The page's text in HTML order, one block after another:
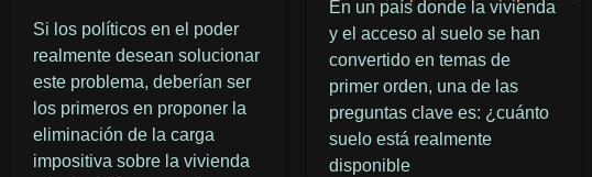
Si los políticos en el poder
realmente desean solucionar
este problema, deberían ser
los primeros en proponer la
eliminación de la carga
impositiva sobre la vivienda
En un país donde la vivienda
y el acceso al suelo se han
convertido en temas de
primer orden, una de las
preguntas clave es: ¿cuánto
suelo está realmente
disponible